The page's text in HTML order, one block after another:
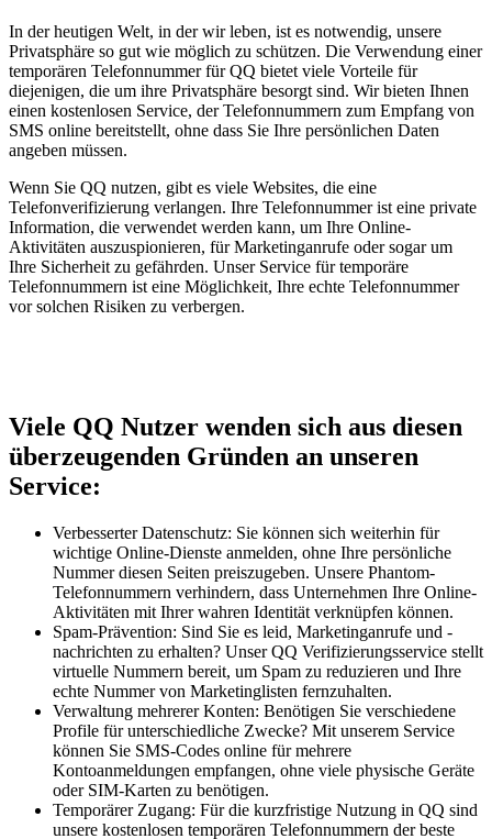
In der heutigen Welt, in der wir leben, ist es notwendig, unsere
Privatsphäre so gut wie möglich zu schützen. Die Verwendung einer
temporären Telefonnummer für QQ bietet viele Vorteile für
diejenigen, die um ihre Privatsphäre besorgt sind. Wir bieten Ihnen
einen kostenlosen Service, der Telefonnummern zum Empfang von
SMS online bereitstellt, ohne dass Sie Ihre persönlichen Daten
angeben müssen.
Wenn Sie QQ nutzen, gibt es viele Websites, die eine
Telefonverifizierung verlangen. Ihre Telefonnummer ist eine private
Information, die verwendet werden kann, um Ihre Online-
Aktivitäten auszuspionieren, für Marketinganrufe oder sogar um
Ihre Sicherheit zu gefährden. Unser Service für temporäre
Telefonnummern ist eine Möglichkeit, Ihre echte Telefonnummer
vor solchen Risiken zu verbergen.
Viele QQ Nutzer wenden sich aus diesen
überzeugenden Gründen an unseren
Service:
Verbesserter Datenschutz: Sie können sich weiterhin für
wichtige Online-Dienste anmelden, ohne Ihre persönliche
Nummer diesen Seiten preiszugeben. Unsere Phantom-
Telefonnummern verhindern, dass Unternehmen Ihre Online-
Aktivitäten mit Ihrer wahren Identität verknüpfen können.
Spam-Prävention: Sind Sie es leid, Marketinganrufe und -
nachrichten zu erhalten? Unser QQ Verifizierungsservice stellt
virtuelle Nummern bereit, um Spam zu reduzieren und Ihre
echte Nummer von Marketinglisten fernzuhalten.
Verwaltung mehrerer Konten: Benötigen Sie verschiedene
Profile für unterschiedliche Zwecke? Mit unserem Service
können Sie SMS-Codes online für mehrere
Kontoanmeldungen empfangen, ohne viele physische Geräte
oder SIM-Karten zu benötigen.
Temporärer Zugang: Für die kurzfristige Nutzung in QQ sind
unsere kostenlosen temporären Telefonnummern der beste